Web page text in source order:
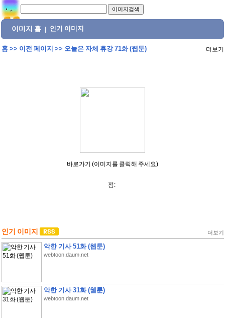
이미지 홈 인기 이미지
홈>> 이전 페이지 >> 오늘은 자체 휴강 71화 (웹툰) 더보기
바로가기 (이미지를 클릭해 주세요)
펌:
인기 이미지 더보기
악한 기사 51화 (웹툰)
webtoon.daum.net
악한 기사 31화 (웹툰)
webtoon.daum.net